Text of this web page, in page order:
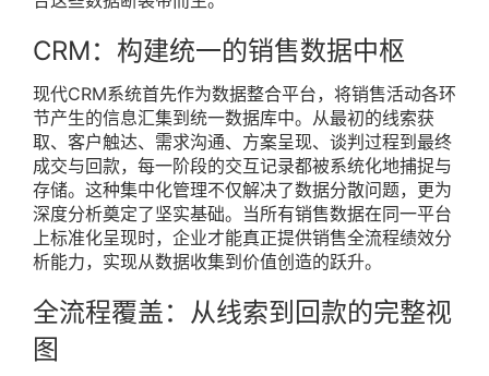
CRM：构建统一的销售数据中枢
现代CRM系统首先作为数据整合平台，将销售活动各环
节产生的信息汇集到统一数据库中。从最初的线索获
取、客户触达、需求沟通、方案呈现、谈判过程到最终
成交与回款，每一阶段的交互记录都被系统化地捕捉与
存储。这种集中化管理不仅解决了数据分散问题，更为
深度分析奠定了坚实基础。当所有销售数据在同一平台
上标准化呈现时，企业才能真正提供销售全流程绩效分
析能力，实现从数据收集到价值创造的跃升。
全流程覆盖：从线索到回款的完整视
图